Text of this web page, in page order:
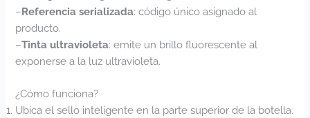
–Referencia serializada: código único asignado al
producto.
–Tinta ultravioleta: emite un brillo fluorescente al
exponerse a la luz ultravioleta.
¿Cómo funciona?
Ubica el sello inteligente en la parte superior de la botella.